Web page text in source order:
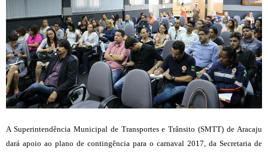
A Superintendência Municipal de Transportes e Trânsito (SMTT) de Aracaju
dará apoio ao plano de contingência para o carnaval 2017, da Secretaria de